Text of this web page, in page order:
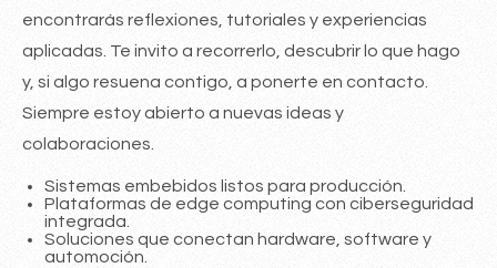
encontrarás reflexiones, tutoriales y experiencias
aplicadas. Te invito a recorrerlo, descubrir lo que hago
y, si algo resuena contigo, a ponerte en contacto.
Siempre estoy abierto a nuevas ideas y
colaboraciones.
Sistemas embebidos listos para producción.
Plataformas de edge computing con ciberseguridad
integrada.
Soluciones que conectan hardware, software y
automoción.